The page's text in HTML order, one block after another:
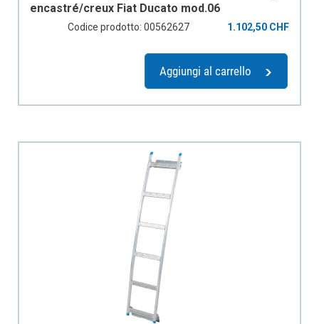
encastré/creux Fiat Ducato mod.06
empattement 4035mm L, 2 portes coulissantes
Codice prodotto: 00562627 1.102,50 CHF
Aggiungi al carrello